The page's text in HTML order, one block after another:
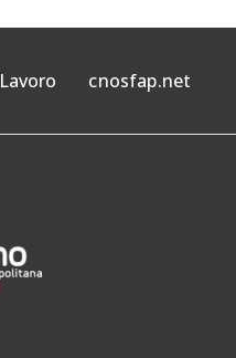
Lavoro cnosfap.net